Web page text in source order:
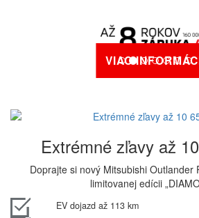
VIAC
Extrémné zľavy až
Doprajte si nový Mitsubishi Outlander
limitovanej edícii
EV dojazd až 113 km